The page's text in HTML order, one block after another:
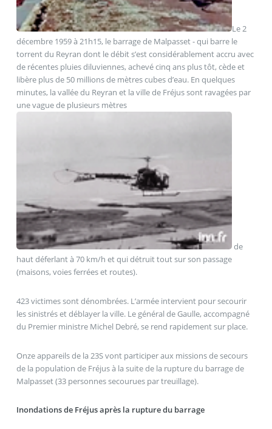
Le 2
décembre 1959 à 21h15, le barrage de Malpasset - qui barre le
torrent du Reyran dont le débit s’est considérablement accru avec
de récentes pluies diluviennes, achevé cinq ans plus tôt, cède et
libère plus de 50 millions de mètres cubes d’eau. En quelques
minutes, la vallée du Reyran et la ville de Fréjus sont ravagées par
une vague de plusieurs mètres
de
haut déferlant à 70 km/h et qui détruit tout sur son passage
(maisons, voies ferrées et routes).
423 victimes sont dénombrées. L’armée intervient pour secourir
les sinistrés et déblayer la ville. Le général de Gaulle, accompagné
du Premier ministre Michel Debré, se rend rapidement sur place.
Onze appareils de la 23S vont participer aux missions de secours
de la population de Fréjus à la suite de la rupture du barrage de
Malpasset (33 personnes secourues par treuillage).
Inondations de Fréjus après la rupture du barrage